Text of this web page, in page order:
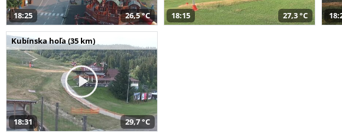
18:25 26,5 °C 18:15 27,3 °C
Kubínska hoľa (35 km)
18:31 29,7 °C